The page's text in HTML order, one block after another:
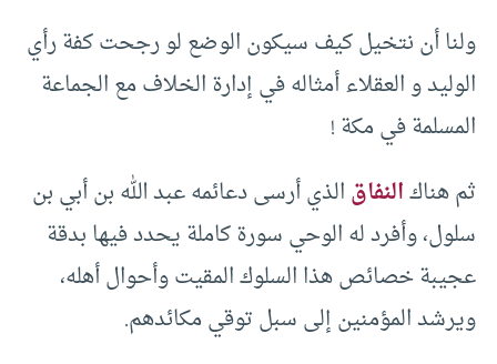
ولنا أن نتخيل كيف سيكون الوضع لو رجحت كفة رأي
الوليد و العقلاء أمثاله في إدارة الخلاف مع الجماعة
المسلمة في مكة !
ثم هناكالنفاقالذي أرسى دعائمه عبد الله بن أبي بن
سلول، وأفرد له الوحي سورة كاملة يحدد فيها بدقة
عجيبة خصائص هذا السلوك المقيت وأحوال أهله،
ويرشد المؤمنين إلى سبل توقي مكائدهم.